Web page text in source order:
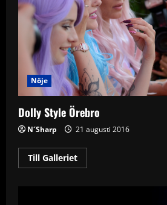
Nöje
Dolly Style Örebro
N´Sharp 21 augusti 2016
Till GallerietRead
more